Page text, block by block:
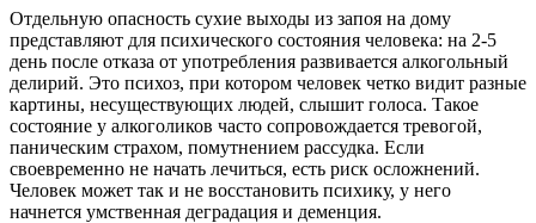
Отдельную опасность сухие выходы из запоя на дому
представляют для психического состояния человека: на 2-5
день после отказа от употребления развивается алкогольный
делирий. Это психоз, при котором человек четко видит разные
картины, несуществующих людей, слышит голоса. Такое
состояние у алкоголиков часто сопровождается тревогой,
паническим страхом, помутнением рассудка. Если
своевременно не начать лечиться, есть риск осложнений.
Человек может так и не восстановить психику, у него
начнется умственная деградация и деменция.